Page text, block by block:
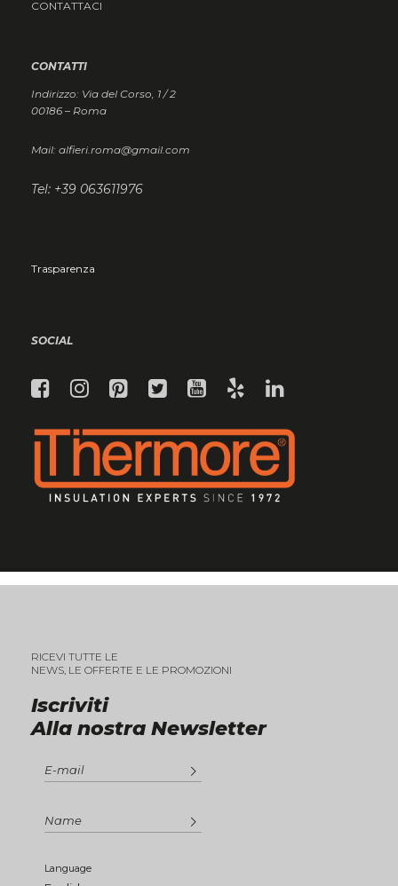
CONTATTACI
CONTATTI
Indirizzo: Via del Corso, 1 / 2
00186 – Roma
Mail: alfieri.roma@gmail.com
Tel: +39 063611976
Trasparenza
SOCIAL
Iscriviti
Alla nostra Newsletter
RICEVI TUTTE LE
NEWS, LE OFFERTE E LE PROMOZIONI
Language